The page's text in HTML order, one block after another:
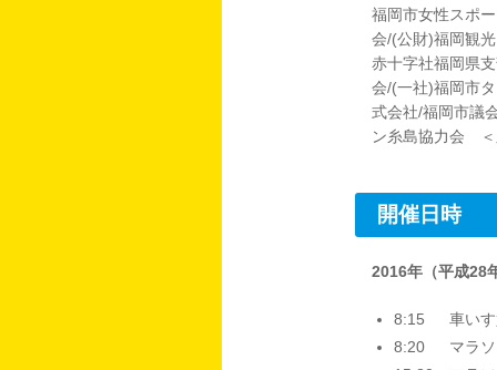
福岡市女性スポ
会/(公財)福岡観
赤十字社福岡県
会/(一社)福岡市
式会社/福岡市議
ン糸島協力会 ＜
開催日時
2016年（平成28
8:15
車い
8:20
マラ